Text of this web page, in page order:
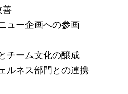
善
ュー企画への参画
チーム文化の醸成
ルネス部門との連携